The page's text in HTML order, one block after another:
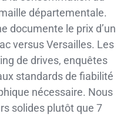
départementale.
documente le prix d’un
versus Versailles. Les
de drives, enquêtes
standards de fiabilité
nécessaire. Nous
solides plutôt que 7